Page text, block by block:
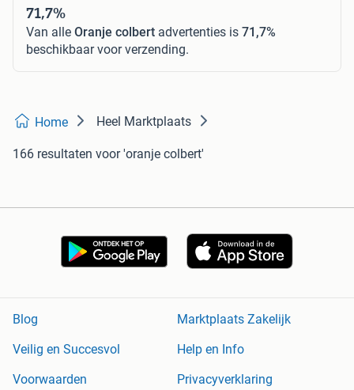
71,7%
Van alle Oranje colbert advertenties is 71,7%
beschikbaar voor verzending.
Home Heel Marktplaats
166 resultaten voor 'oranje colbert'
Blog
Marktplaats Zakelijk
Veilig en Succesvol
Help en Info
Voorwaarden
Privacyverklaring